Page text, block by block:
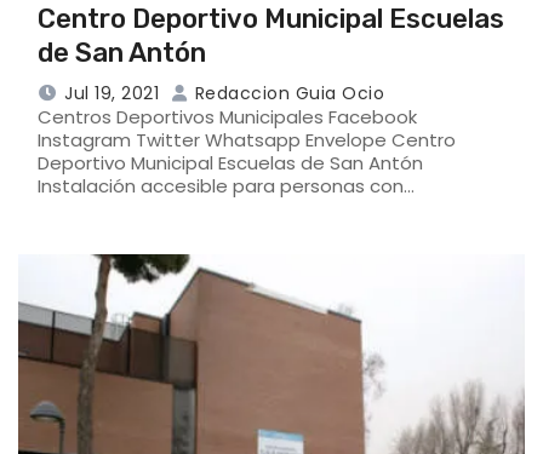
Centro Deportivo Municipal Escuelas
de San Antón
Jul 19, 2021 Redaccion Guia Ocio
Centros Deportivos Municipales Facebook
Instagram Twitter Whatsapp Envelope Centro
Deportivo Municipal Escuelas de San Antón
Instalación accesible para personas con…